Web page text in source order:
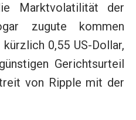
Marktvolatilität der
zugute kommen
0,55 US-Dollar,
Gerichtsurteil
von Ripple mit der